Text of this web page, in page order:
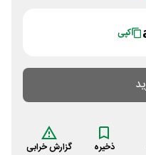
کپی
ذخیره گزارش خرابی